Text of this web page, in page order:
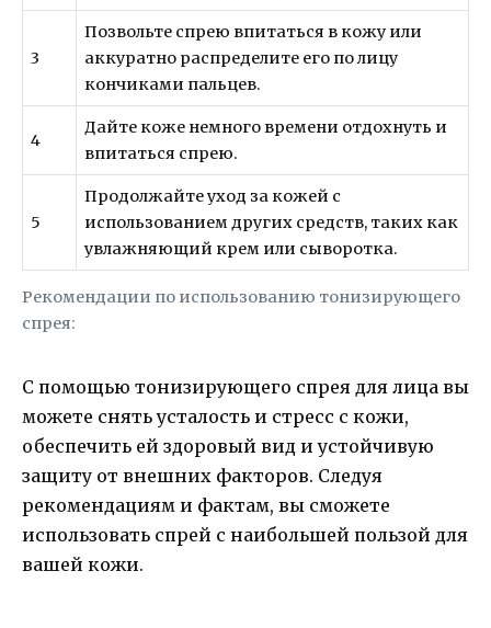
Рекомендации по использованию тонизирующего
спрея:
3
Позвольте спрею впитаться в кожу или
аккуратно распределите его по лицу
кончиками пальцев.
4
Дайте коже немного времени отдохнуть и
впитаться спрею.
5
Продолжайте уход за кожей с
использованием других средств, таких как
увлажняющий крем или сыворотка.
С помощью тонизирующего спрея для лица вы
можете снять усталость и стресс с кожи,
обеспечить ей здоровый вид и устойчивую
защиту от внешних факторов. Следуя
рекомендациям и фактам, вы сможете
использовать спрей с наибольшей пользой для
вашей кожи.